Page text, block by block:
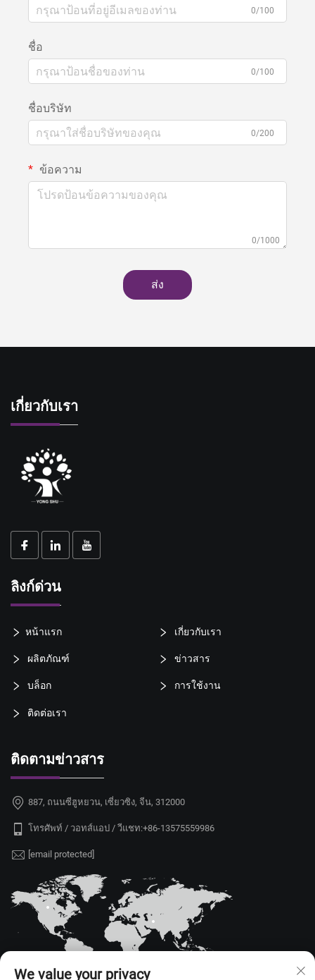
0/100
ชื่อ
0/100
ชื่อบริษัท
0/200
ข้อความ
0/1000
ส่ง
เกี่ยวกับเรา
ลิงก์ด่วน
หน้าแรก เกี่ยวกับเรา
ผลิตภัณฑ์ ข่าวสาร
บล็อก การใช้งาน
ติดต่อเรา
ติดตามข่าวสาร
887, ถนนซีฮูหยวน, เซี่ยวซิง, จีน, 312000
โทรศัพท์ / วอทส์แอป / วีแชท:+86-13575559986
[email protected]
We value your privacy